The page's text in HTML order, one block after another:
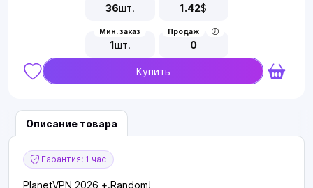
36шт. 1.42$
Мин. заказ
1шт.
Продаж
0
Купить
Описание товара
Гарантия: 1 час
PlanetVPN 2026 +.Random!